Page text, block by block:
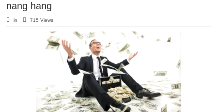
nang hang
in 715 Views